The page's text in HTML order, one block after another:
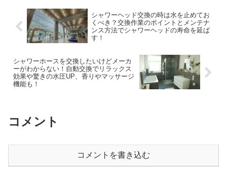
シャワーヘッド交換の時は水を止めてお
くべき？交換作業のポイントとメンテナ
ンス方法でシャワーヘッドの寿命を延ば
す！
シャワーホースを交換したいけどメーカ
ーがわからない！自動交換でリラックス
効果や驚きの水圧UP、香りやマッサージ
機能も！
コメント
コメントを書き込む